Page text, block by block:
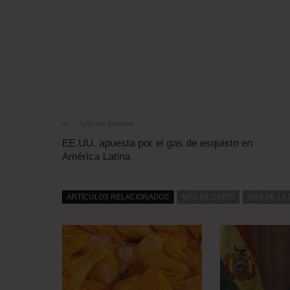
EE.UU. apuesta por el gas de esquisto en
América Latina
ARTÍCULOS RELACIONADOS